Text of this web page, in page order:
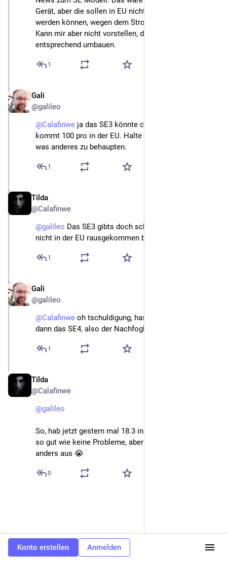
Gerät, aber die sollen in EU nicht mehr verkauft
werden können, wegen dem Stromkabel oder so.
Kann mir aber nicht vorstellen, dass die das nicht
entsprechend umbauen.
1
Gali
@galileo
@Calafinwe ja das SE3 könnte cool werden, und es
kommt 100 pro in der EU. Halte ich für sehr unseriös
was anderes zu behaupten.
1
Tilda
@Calafinwe
@galileo Das SE3 gibts doch schon seit 2022? Ist das
nicht in der EU rausgekommen bisher?
1
Gali
@galileo
@Calafinwe oh tschuldigung, hast recht. Ich meinte
dann das SE4, also der Nachfogler halt.
1
Tilda
@Calafinwe
@galileo
So, hab jetzt gestern mal 18.3 installiert, hatte bisher
so gut wie keine Probleme, aber es schaut alles
anders aus 😭
0
Konto erstellen Anmelden